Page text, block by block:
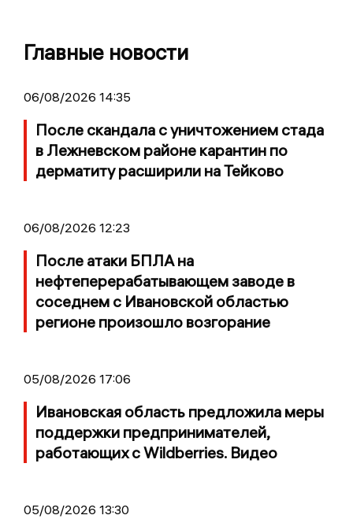
Главные новости
06/08/2026 14:35
После скандала с уничтожением стада
в Лежневском районе карантин по
дерматиту расширили на Тейково
06/08/2026 12:23
После атаки БПЛА на
нефтеперерабатывающем заводе в
соседнем с Ивановской областью
регионе произошло возгорание
05/08/2026 17:06
Ивановская область предложила меры
поддержки предпринимателей,
работающих с Wildberries. Видео
05/08/2026 13:30